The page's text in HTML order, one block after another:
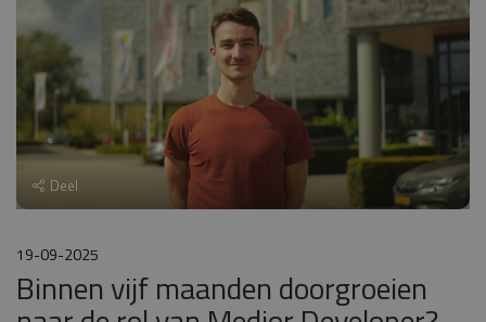
Deel
19-09-2025
Binnen vijf maanden doorgroeien